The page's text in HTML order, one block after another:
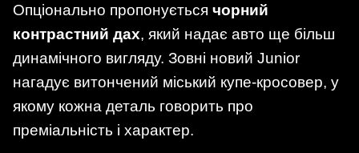
Опціонально пропонується чорний
контрастний дах, який надає авто ще більш
динамічного вигляду. Зовні новий Junior
нагадує витончений міський купе-кросовер, у
якому кожна деталь говорить про
преміальність і характер.